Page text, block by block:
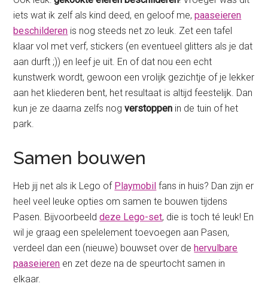
iets wat ik zelf als kind deed, en geloof me,paaseieren
beschilderen is nog steeds net zo leuk. Zet een tafel
klaar vol met verf, stickers (en eventueel glitters als je dat
aan durft ;)) en leef je uit. En of dat nou een echt
kunstwerk wordt, gewoon een vrolijk gezichtje of je lekker
aan het kliederen bent, het resultaat is altijd feestelijk. Dan
kun je ze daarna zelfs nogverstoppen in de tuin of het
park.
Samen bouwen
Heb jij net als ik Lego of Playmobil fans in huis? Dan zijn er
heel veel leuke opties om samen te bouwen tijdens
Pasen. Bijvoorbeelddeze Lego-set, die is toch té leuk! En
wil je graag een spelelement toevoegen aan Pasen,
verdeel dan een (nieuwe) bouwset over de hervulbare
paaseieren en zet deze na de speurtocht samen in
elkaar.